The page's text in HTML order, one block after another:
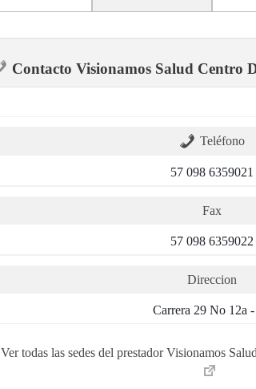
Contacto Visionamos Salud Centro
Teléfono
57 098 6359021
Fax
57 098 6359022
Direccion
Carrera 29 No 12a
Ver todas las sedes del prestador Visionamos